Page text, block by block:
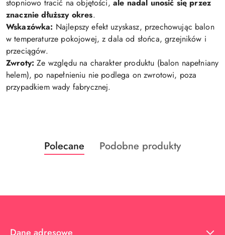
stopniowo tracić na objętości, ale nadal unosić się przez
znacznie dłuższy okres.
Wskazówka: Najlepszy efekt uzyskasz, przechowując balon
w temperaturze pokojowej, z dala od słońca, grzejników i
przeciągów.
Zwroty: Ze względu na charakter produktu (balon napełniany
helem), po napełnieniu nie podlega on zwrotowi, poza
przypadkiem wady fabrycznej.
Pomiń karuzelę produktów
Produkty
o
Polecane
Produkty
Podobne produkty
Dane adresowe